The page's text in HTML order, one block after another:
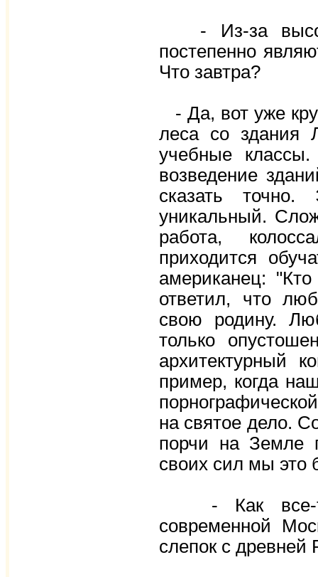
- Из-за
постепенно
Что завтра?
- Да, вот уже
леса со здания
учебные
возведение
сказать
уникальный.
работа,
приходится
американец:
ответил, что
свою родину.
только
архитектурный
пример, когда
на святое дело.
порчи на Земле
своих сил мы это
- Как все-
современной
слепок с древней